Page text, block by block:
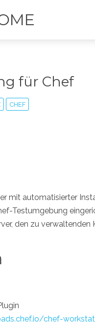
für Chef
CHEF
mit automatisierter
Testumgebung
den zu
chef-